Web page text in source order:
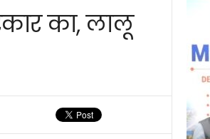
का, लालू